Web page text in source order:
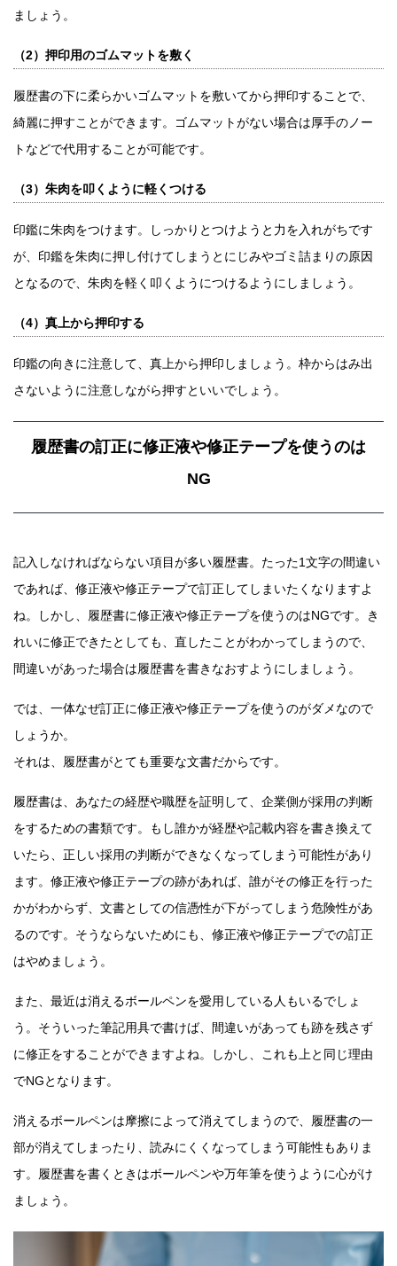
ましょう。
（2）押印用のゴムマットを敷く
履歴書の下に柔らかいゴムマットを敷いてから押印することで、
綺麗に押すことができます。ゴムマットがない場合は厚手のノー
トなどで代用することが可能です。
（3）朱肉を叩くように軽くつける
印鑑に朱肉をつけます。しっかりとつけようと力を入れがちです
が、印鑑を朱肉に押し付けてしまうとにじみやゴミ詰まりの原因
となるので、朱肉を軽く叩くようにつけるようにしましょう。
（4）真上から押印する
印鑑の向きに注意して、真上から押印しましょう。枠からはみ出
さないように注意しながら押すといいでしょう。
履歴書の訂正に修正液や修正テープを使うのは
NG
記入しなければならない項目が多い履歴書。たった1文字の間違い
であれば、修正液や修正テープで訂正してしまいたくなりますよ
ね。しかし、履歴書に修正液や修正テープを使うのはNGです。き
れいに修正できたとしても、直したことがわかってしまうので、
間違いがあった場合は履歴書を書きなおすようにしましょう。
では、一体なぜ訂正に修正液や修正テープを使うのがダメなので
しょうか。
それは、履歴書がとても重要な文書だからです。
履歴書は、あなたの経歴や職歴を証明して、企業側が採用の判断
をするための書類です。もし誰かが経歴や記載内容を書き換えて
いたら、正しい採用の判断ができなくなってしまう可能性があり
ます。修正液や修正テープの跡があれば、誰がその修正を行った
かがわからず、文書としての信憑性が下がってしまう危険性があ
るのです。そうならないためにも、修正液や修正テープでの訂正
はやめましょう。
また、最近は消えるボールペンを愛用している人もいるでしょ
う。そういった筆記用具で書けば、間違いがあっても跡を残さず
に修正をすることができますよね。しかし、これも上と同じ理由
でNGとなります。
消えるボールペンは摩擦によって消えてしまうので、履歴書の一
部が消えてしまったり、読みにくくなってしまう可能性もありま
す。履歴書を書くときはボールペンや万年筆を使うように心がけ
ましょう。